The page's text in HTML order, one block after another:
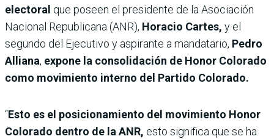
electoral que poseen el presidente de la Asociación
Nacional Republicana (ANR), Horacio Cartes, y el
segundo del Ejecutivo y aspirante a mandatario, Pedro
Alliana, expone la consolidación de Honor Colorado
como movimiento interno del Partido Colorado.
“Esto es el posicionamiento del movimiento Honor
Colorado dentro de la ANR, esto significa que se ha